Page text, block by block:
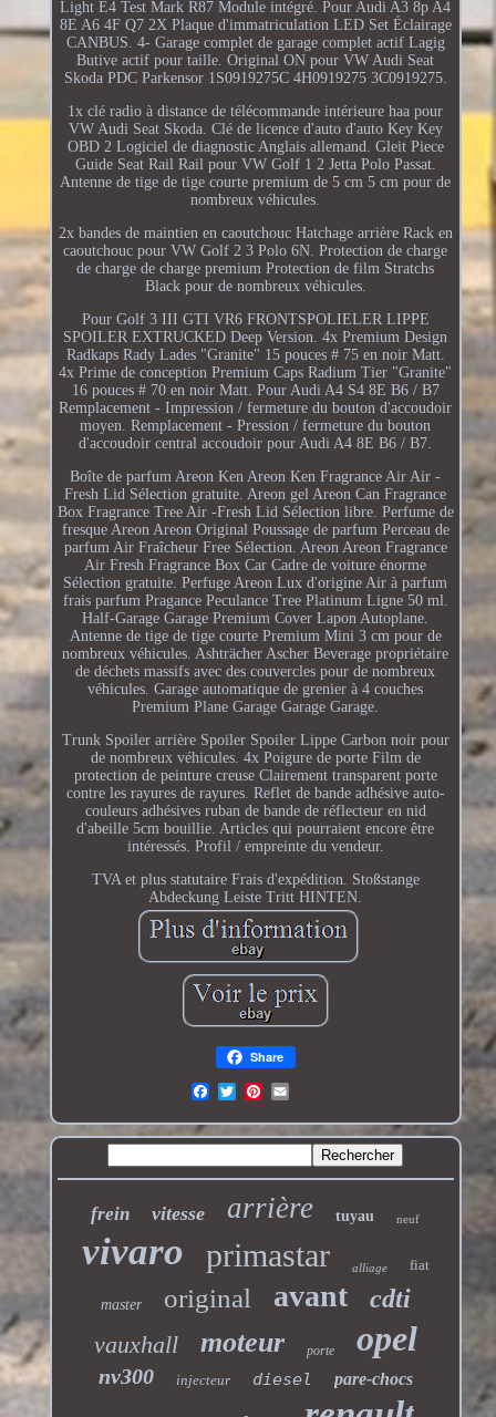
Light E4 Test Mark R87 Module intégré. Pour Audi A3 8p A4
8E A6 4F Q7 2X Plaque d'immatriculation LED Set Éclairage
CANBUS. 4- Garage complet de garage complet actif Lagig
Butive actif pour taille. Original ON pour VW Audi Seat
Skoda PDC Parkensor 1S0919275C 4H0919275 3C0919275.
1x clé radio à distance de télécommande intérieure haa pour
VW Audi Seat Skoda. Clé de licence d'auto d'auto Key Key
OBD 2 Logiciel de diagnostic Anglais allemand. Gleit Piece
Guide Seat Rail Rail pour VW Golf 1 2 Jetta Polo Passat.
Antenne de tige de tige courte premium de 5 cm 5 cm pour de
nombreux véhicules.
2x bandes de maintien en caoutchouc Hatchage arrière Rack en
caoutchouc pour VW Golf 2 3 Polo 6N. Protection de charge
de charge de charge premium Protection de film Stratchs
Black pour de nombreux véhicules.
Pour Golf 3 III GTI VR6 FRONTSPOLIELER LIPPE
SPOILER EXTRUCKED Deep Version. 4x Premium Design
Radkaps Rady Lades "Granite" 15 pouces # 75 en noir Matt.
4x Prime de conception Premium Caps Radium Tier "Granite"
16 pouces # 70 en noir Matt. Pour Audi A4 S4 8E B6 / B7
Remplacement - Impression / fermeture du bouton d'accoudoir
moyen. Remplacement - Pression / fermeture du bouton
d'accoudoir central accoudoir pour Audi A4 8E B6 / B7.
Boîte de parfum Areon Ken Areon Ken Fragrance Air Air -
Fresh Lid Sélection gratuite. Areon gel Areon Can Fragrance
Box Fragrance Tree Air -Fresh Lid Sélection libre. Perfume de
fresque Areon Areon Original Poussage de parfum Perceau de
parfum Air Fraîcheur Free Sélection. Areon Areon Fragrance
Air Fresh Fragrance Box Car Cadre de voiture énorme
Sélection gratuite. Perfuge Areon Lux d'origine Air à parfum
frais parfum Pragance Peculance Tree Platinum Ligne 50 ml.
Half-Garage Garage Premium Cover Lapon Autoplane.
Antenne de tige de tige courte Premium Mini 3 cm pour de
nombreux véhicules. Ashträcher Ascher Beverage propriétaire
de déchets massifs avec des couvercles pour de nombreux
véhicules. Garage automatique de grenier à 4 couches
Premium Plane Garage Garage Garage.
Trunk Spoiler arrière Spoiler Spoiler Lippe Carbon noir pour
de nombreux véhicules. 4x Poigure de porte Film de
protection de peinture creuse Clairement transparent porte
contre les rayures de rayures. Reflet de bande adhésive auto-
couleurs adhésives ruban de bande de réflecteur en nid
d'abeille 5cm bouillie. Articles qui pourraient encore être
intéressés. Profil / empreinte du vendeur.
TVA et plus statutaire Frais d'expédition. Stoßstange
Abdeckung Leiste Tritt HINTEN.
Share
frein vitesse arrière tuyau neuf
vivaro primastar alliage fiat
master original avant cdti
vauxhall moteur porte opel
nv300 injecteur diesel pare-chocs